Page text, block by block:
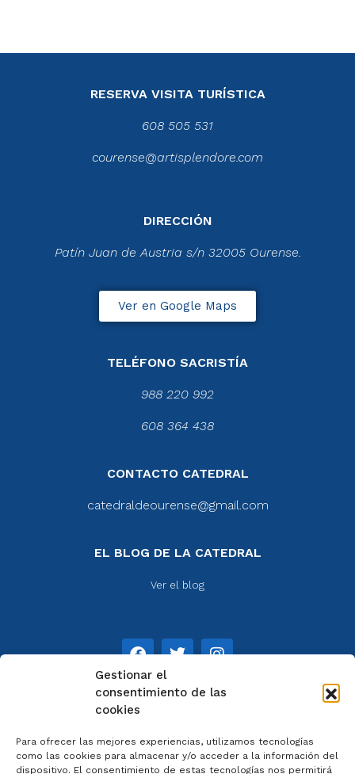
Gestionar el
consentimiento de las
cookies
Para ofrecer las mejores experiencias, utilizamos tecnologías
como las cookies para almacenar y/o acceder a la información del
dispositivo. El consentimiento de estas tecnologías nos permitirá
RESERVA VISITA TURÍSTICA
608 505 531
courense@artisplendore.com
DIRECCIÓN
Patín Juan de Austria s/n 32005 Ourense.
Ver en Google Maps
TELÉFONO SACRISTÍA
988 220 992
608 364 438
CONTACTO CATEDRAL
catedraldeourense@gmail.com
EL BLOG DE LA CATEDRAL
Ver el blog
Aviso legal